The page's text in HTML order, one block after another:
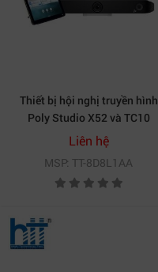
Thiết bị hội nghị truyền hình
Poly Studio X52 và TC10
Controller Kit (8D8L1AA)
Liên hệ
MSP: TT-8D8L1AA